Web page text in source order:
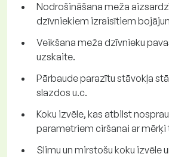
Nodrošināšana meža
dzīvniekiem izraisītiem
Veikšana meža dzīvnieku
uzskaite.
Pārbaude parazītu stāvokļa
slazdos u.c.
Koku izvēle, kas atbilst
parametriem ciršanai ar mērķi
Slimu un mirstošu koku izvēle